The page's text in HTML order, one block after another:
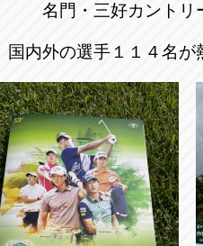
0566-43-
アップル
0569-35-
アップル
0568-76-
立山町4-32-1
店
長間37-1
店
久保新町20
名門・三好カントリ
国内外の選手１１４名